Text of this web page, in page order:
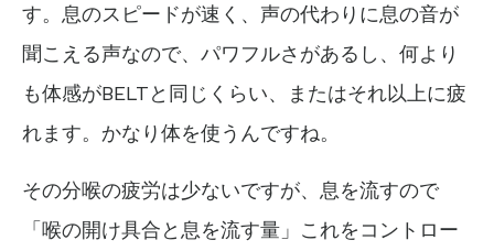
す。息のスピードが速く、声の代わりに息の音が
聞こえる声なので、パワフルさがあるし、何より
も体感がBELTと同じくらい、またはそれ以上に疲
れます。かなり体を使うんですね。
その分喉の疲労は少ないですが、息を流すので
「喉の開け具合と息を流す量」これをコントロー